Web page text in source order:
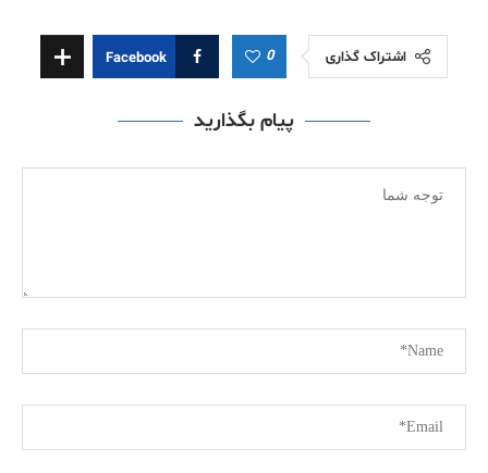
اشتراک گذاری 0
Facebook
پیام بگذارید